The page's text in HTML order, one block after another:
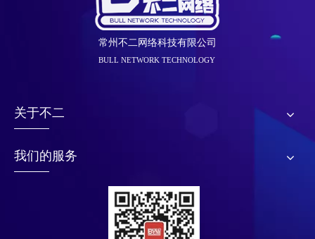
常州不二网络科技有限公司
BULL NETWORK TECHNOLOGY
关于不二
我们的服务